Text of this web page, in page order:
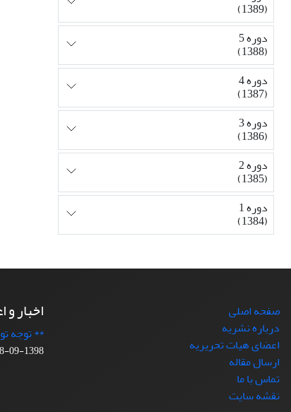
(1389)
دوره 5
(1388)
دوره 4
(1387)
دوره 3
(1386)
دوره 2
(1385)
دوره 1
(1384)
صفحه اصلی
درباره نشریه
اعضای هیات تحریریه
ارسال مقاله
تماس با ما
نقشه سایت
اخبار و
** توجه
1398-09-18